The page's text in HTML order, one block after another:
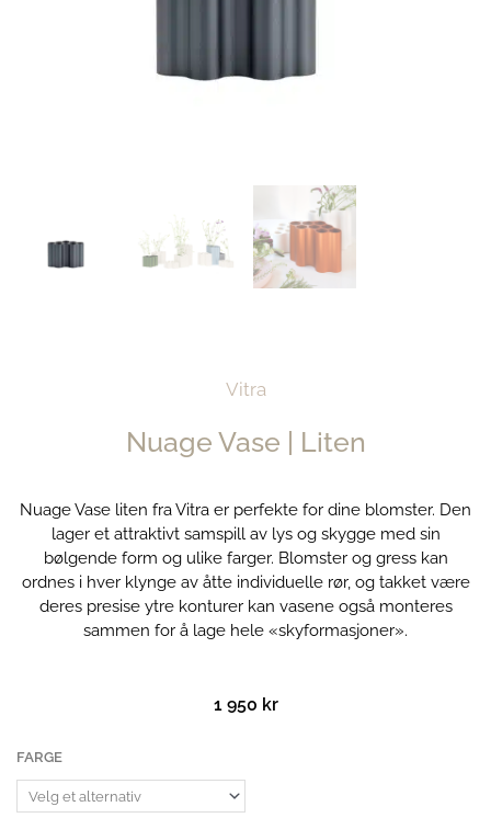
Vitra
Nuage Vase | Liten
Nuage Vase liten fra Vitra er perfekte for dine blomster. Den
lager et attraktivt samspill av lys og skygge med sin
bølgende form og ulike farger. Blomster og gress kan
ordnes i hver klynge av åtte individuelle rør, og takket være
deres presise ytre konturer kan vasene også monteres
sammen for å lage hele «skyformasjoner».
1 950 kr
FARGE
Nuage
Vase